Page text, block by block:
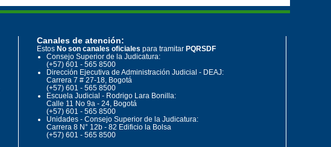
Canales de atención:
Estos No son canales oficiales para tramitar PQRSDF
Consejo Superior de la Judicatura:
(+57) 601 - 565 8500
Dirección Ejecutiva de Administración Judicial - DEAJ:
Carrera 7 # 27-18, Bogotá
(+57) 601 - 565 8500
Escuela Judicial - Rodrigo Lara Bonilla:
Calle 11 No 9a - 24, Bogotá
(+57) 601 - 565 8500
Unidades - Consejo Superior de la Judicatura:
Carrera 8 N° 12b - 82 Edificio la Bolsa
(+57) 601 - 565 8500